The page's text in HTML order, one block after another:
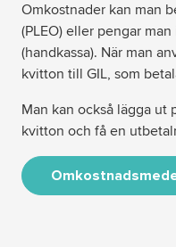
Omkostnader kan man
(PLEO) eller pengar
(handkassa). När man
kvitton till GIL, som
Man kan också lägga ut
kvitton och få en